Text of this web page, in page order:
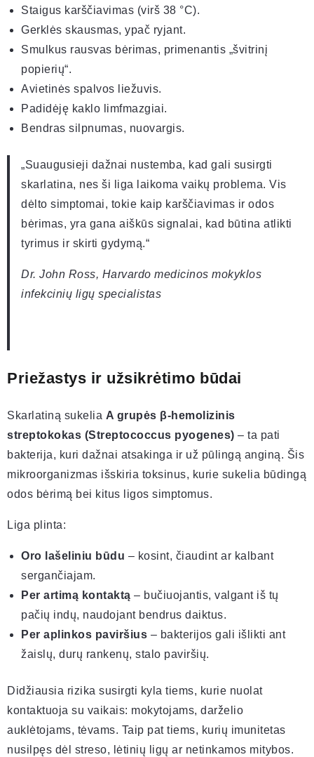
Staigus karščiavimas (virš 38 °C).
Gerklės skausmas, ypač ryjant.
Smulkus rausvas bėrimas, primenantis „švitrinį
popierių“.
Avietinės spalvos liežuvis.
Padidėję kaklo limfmazgiai.
Bendras silpnumas, nuovargis.
„Suaugusieji dažnai nustemba, kad gali susirgti
skarlatina, nes ši liga laikoma vaikų problema. Vis
dėlto simptomai, tokie kaip karščiavimas ir odos
bėrimas, yra gana aiškūs signalai, kad būtina atlikti
tyrimus ir skirti gydymą.“
Dr. John Ross, Harvardo medicinos mokyklos
infekcinių ligų specialistas
Priežastys ir užsikrėtimo būdai
Skarlatiną sukelia A grupės β-hemolizinis
streptokokas (Streptococcus pyogenes) – ta pati
bakterija, kuri dažnai atsakinga ir už pūlingą anginą. Šis
mikroorganizmas išskiria toksinus, kurie sukelia būdingą
odos bėrimą bei kitus ligos simptomus.
Liga plinta:
Oro lašeliniu būdu – kosint, čiaudint ar kalbant
sergančiajam.
Per artimą kontaktą – bučiuojantis, valgant iš tų
pačių indų, naudojant bendrus daiktus.
Per aplinkos paviršius – bakterijos gali išlikti ant
žaislų, durų rankenų, stalo paviršių.
Didžiausia rizika susirgti kyla tiems, kurie nuolat
kontaktuoja su vaikais: mokytojams, darželio
auklėtojams, tėvams. Taip pat tiems, kurių imunitetas
nusilpęs dėl streso, lėtinių ligų ar netinkamos mitybos.